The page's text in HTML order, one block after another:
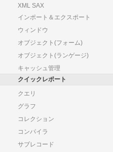
XML SAX
インポート＆エクスポート
ウィンドウ
オブジェクト(フォーム)
オブジェクト(ランゲージ)
キャッシュ管理
クイックレポート
クエリ
グラフ
コレクション
コンパイラ
サブレコード